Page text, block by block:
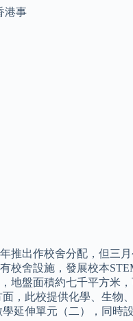
港事
推出作校舍分配，但三
校舍設施，發展校本
地盤面積約七千平方米
，此校提供化學、生
延伸單元（二），同時